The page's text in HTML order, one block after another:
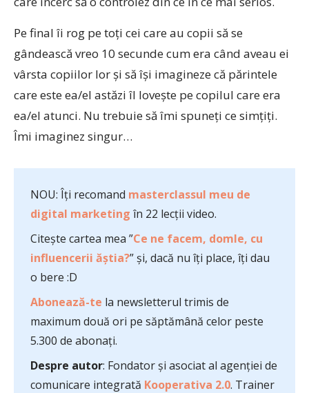
Pe final îi rog pe toţi cei care au copii să se
gândească vreo 10 secunde cum era când aveau ei
vârsta copiilor lor şi să îşi imagineze că părintele
care este ea/el astăzi îl loveşte pe copilul care era
ea/el atunci. Nu trebuie să îmi spuneţi ce simţiţi.
Îmi imaginez singur…
NOU: Îți recomand masterclassul meu de
digital marketing în 22 lecții video.
Citește cartea mea ”Ce ne facem, domle, cu
influencerii ăștia?” și, dacă nu îți place, îți dau
o bere :D
Abonează-te la newsletterul trimis de
maximum două ori pe săptămână celor peste
5.300 de abonați.
Despre autor: Fondator și asociat al agenției de
comunicare integrată Kooperativa 2.0. Trainer